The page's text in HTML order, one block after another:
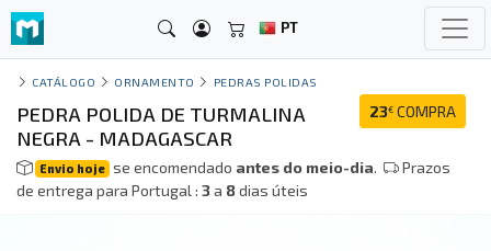
PT
CATÁLOGO ORNAMENTO PEDRAS POLIDAS
23€ COMPRA
PEDRA POLIDA DE TURMALINA
NEGRA - MADAGASCAR
Envio hoje se encomendado antes do meio-dia.
Prazos
de entrega para Portugal : 3a 8dias úteis